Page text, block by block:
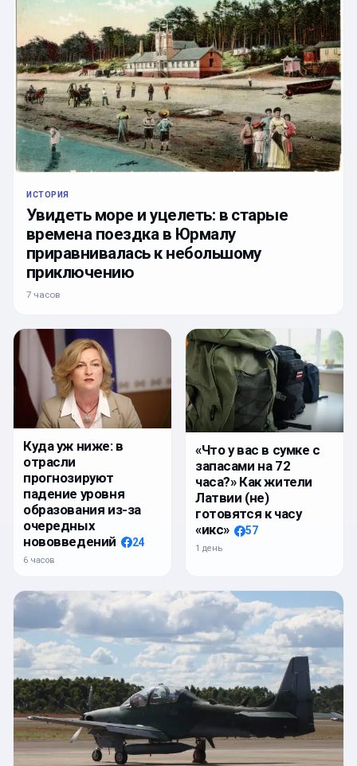
ИСТОРИЯ
Увидеть море и уцелеть: в старые
времена поездка в Юрмалу
приравнивалась к небольшому
приключению
7 часов
Куда уж ниже: в
отрасли
прогнозируют
падение уровня
образования из-за
очередных
нововведений
24
6 часов
«Что у вас в сумке с
запасами на 72
часа?» Как жители
Латвии (не)
готовятся к часу
«икс»
57
1 день